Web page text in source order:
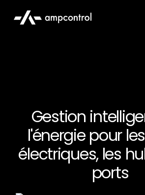
Gestion
l'énergie pour
électriques, les
ports